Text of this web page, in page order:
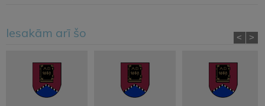
Iesakām arī šo < >